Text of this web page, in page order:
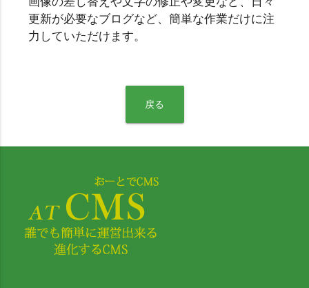
更新が必要なブログなど、簡単な作業だけに注
力していただけます。
戻る